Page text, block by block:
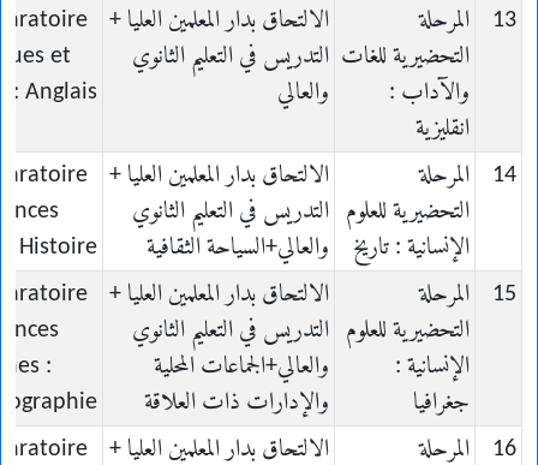
13
المرحلة
التحضيرية للغات
والآداب :
انقليزية
الالتحاق بدار المعلمين العليا +
التدريس في التعليم الثانوي
والعالي
et
: Anglais
14
المرحلة
التحضيرية للعلوم
الإنسانية : تاريخ
الالتحاق بدار المعلمين العليا +
التدريس في التعليم الثانوي
والعالي+السياحة الثقافية
: Histoire
15
المرحلة
التحضيرية للعلوم
الإنسانية :
جغرافيا
الالتحاق بدار المعلمين العليا +
التدريس في التعليم الثانوي
والعالي+الجماعات المحلية
والإدارات ذات العلاقة
:
16
المرحلة الالتحاق بدار المعلمين العليا +